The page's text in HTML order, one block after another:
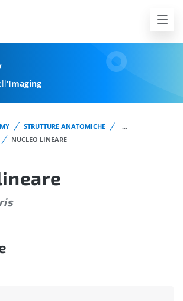
Imaging
STRUTTURE ANATOMICHE
...
NUCLEO LINEARE